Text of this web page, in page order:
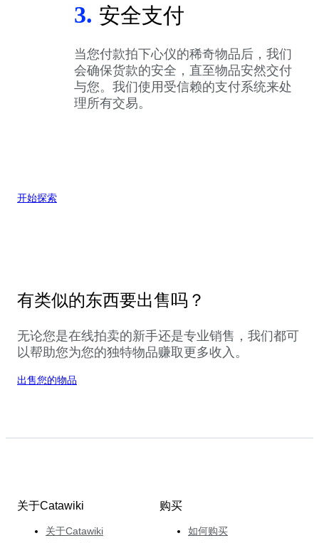
3. 安全支付
当您付款拍下心仪的稀奇物品后，我们
会确保货款的安全，直至物品安然交付
与您。我们使用受信赖的支付系统来处
理所有交易。
开始探索
有类似的东西要出售吗？
无论您是在线拍卖的新手还是专业销售，我们都可
以帮助您为您的独特物品赚取更多收入。
出售您的物品
关于Catawiki
关于Catawiki
购买
如何购买